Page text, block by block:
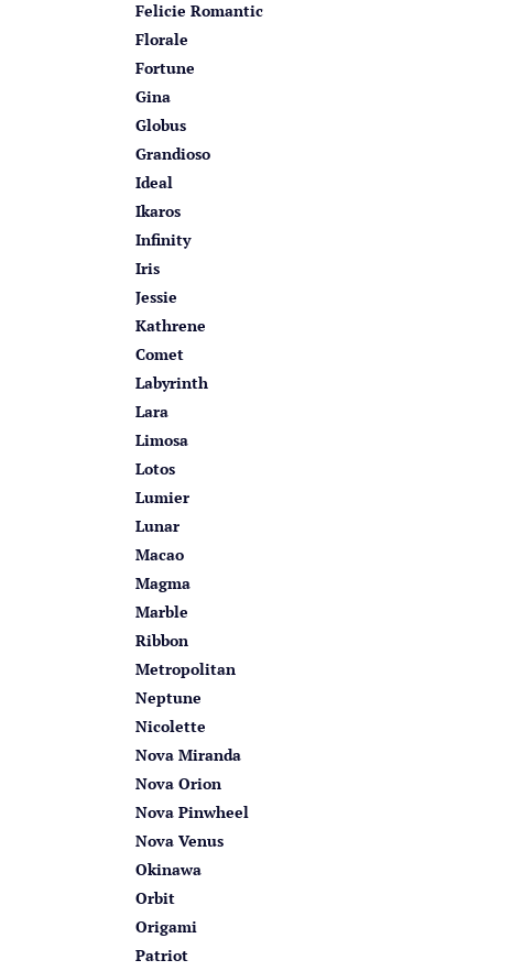
Felicie Romantic
Florale
Fortune
Gina
Globus
Grandioso
Ideal
Ikaros
Infinity
Iris
Jessie
Kathrene
Comet
Labyrinth
Lara
Limosa
Lotos
Lumier
Lunar
Macao
Magma
Marble
Ribbon
Metropolitan
Neptune
Nicolette
Nova Miranda
Nova Orion
Nova Pinwheel
Nova Venus
Okinawa
Orbit
Origami
Patriot